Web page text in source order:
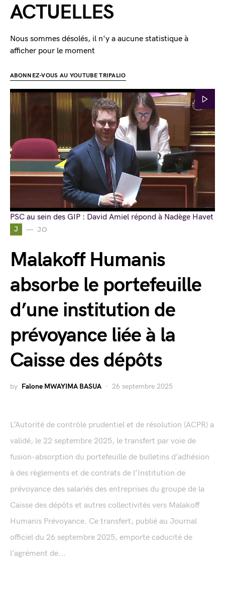
J JO
Malakoff Humanis
absorbe le portefeuille
d’une institution de
prévoyance liée à la
Caisse des dépôts
by Falone MWAYIMA BASUA 26 septembre 2025
L’Autorité de contrôle prudentiel et de résolution (ACPR) a
validé, le 22 septembre 2025, le transfert par voie de
fusion-absorption du portefeuille de bulletins d’adhésion
à des règlements et de contrats de l’Institution de
prévoyance des salariés des entreprises du groupe de la
Caisse des dépôts et autres collectivités vers Malakoff
Humanis Prévoyance. Ce transfert, publié au Journal
officiel du 26 septembre 2025, emporte caducité de
l’agrément de...
ACTUELLES
Nous sommes désolés, il n'y a aucune statistique à
afficher pour le moment
ABONNEZ-VOUS AU YOUTUBE TRIPALIO
PSC au sein des GIP : David Amiel répond à Nadège Havet